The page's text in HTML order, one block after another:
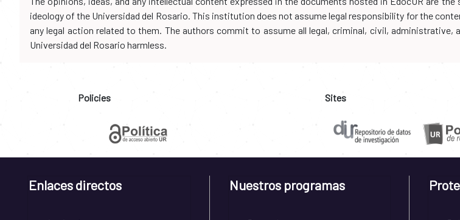
ideology of the Universidad del Rosario. This institution does not assume legal responsibility for the
any legal action related to them. The authors commit to assume all legal, criminal, civil,
Universidad del Rosario harmless.
Policies Sites
Enlaces directos Nuestros programas